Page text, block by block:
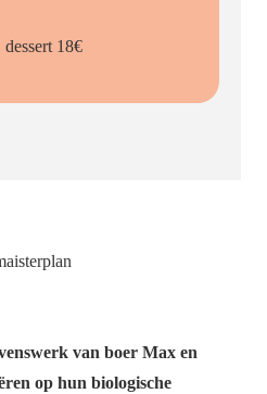
18€
van boer Max en
op hun biologische